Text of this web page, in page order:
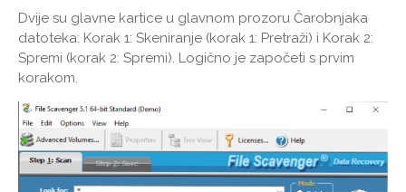
Dvije su glavne kartice u glavnom prozoru Čarobnjaka
datoteka: Korak 1: Skeniranje (korak 1: Pretraži) i Korak 2:
Spremi (korak 2: Spremi). Logično je započeti s prvim
korakom.